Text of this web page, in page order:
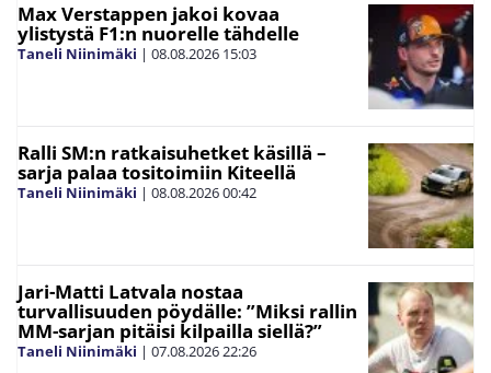
Max Verstappen jakoi kovaa
ylistystä F1:n nuorelle tähdelle
Taneli Niinimäki | 08.08.2026 15:03
Ralli SM:n ratkaisuhetket käsillä –
sarja palaa tositoimiin Kiteellä
Taneli Niinimäki | 08.08.202600:42
Jari-Matti Latvala nostaa
turvallisuuden pöydälle: ”Miksi rallin
MM-sarjan pitäisi kilpailla siellä?”
Taneli Niinimäki | 07.08.202622:26